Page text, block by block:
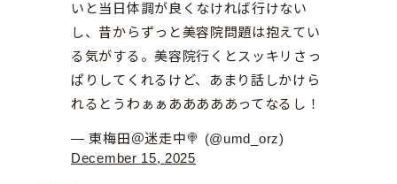
いと当日体調が良くなければ行けない
し、昔からずっと美容院問題は抱えてい
る気がする。美容院行くとスッキリさっ
ぱりしてくれるけど、あまり話しかけら
れるとうわぁぁあああああってなるし！
— 東梅田＠迷走中🍭 (@umd_orz)
December 15, 2025